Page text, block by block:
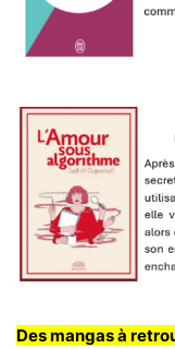
Des mangas à